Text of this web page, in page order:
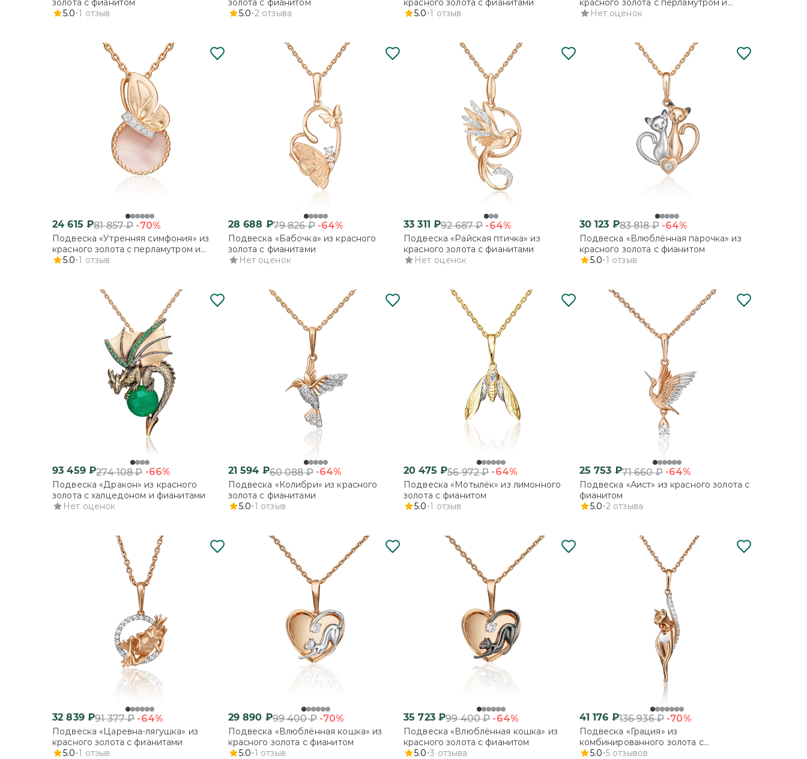
золота с фианитом
5.0 1 отзыв
золота с фианитом
5.0 2 отзыва
красного золота с фианитами
5.0 1 отзыв
красного золота с перламутром и
фианитами
Нет оценок
24 615 ₽81 857₽ -70%
Подвеска «Утренняя симфония» из
красного золота с перламутром и
фианитами
5.0 1 отзыв
28 688 ₽79 826₽ -64%
Подвеска «Бабочка» из красного
золота с фианитами
Нет оценок
33 311 ₽92 687₽ -64%
Подвеска «Райская птичка» из
красного золота с фианитами
Нет оценок
30 123 ₽83 818₽ -64%
Подвеска «Влюблённая парочка» из
красного золота с фианитом
5.0 1 отзыв
93 459₽274 108₽ -66%
Подвеска «Дракон» из красного
золота с халцедоном и фианитами
Нет оценок
21 594 ₽60 088₽ -64%
Подвеска «Колибри» из красного
золота с фианитами
5.0 1 отзыв
20 475 ₽56 972₽ -64%
Подвеска «Мотылёк» из лимонного
золота с фианитом
5.0 1 отзыв
25 753 ₽71 660₽ -64%
Подвеска «Аист» из красного золота с
фианитом
5.0 2 отзыва
32 839₽91 377₽ -64%
Подвеска «Царевна-лягушка» из
красного золота с фианитами
5.0 1 отзыв
29 890 ₽99 400₽ -70%
Подвеска «Влюблённая кошка» из
красного золота с фианитом
5.0 1 отзыв
35 723₽99 400₽ -64%
Подвеска «Влюблённая кошка» из
красного золота с фианитом
5.0 3 отзыва
41 176 ₽136 936₽ -70%
Подвеска «Грация» из
комбинированного золота с
фианитами
5.0 5 отзывов